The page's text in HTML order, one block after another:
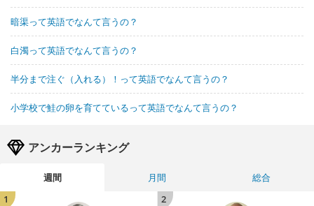
暗渠って英語でなんて言うの？
白濁って英語でなんて言うの？
半分まで注ぐ（入れる）！って英語でなんて言うの？
小学校で鮭の卵を育てているって英語でなんて言うの？
アンカーランキング
週間 月間
総合
1
2